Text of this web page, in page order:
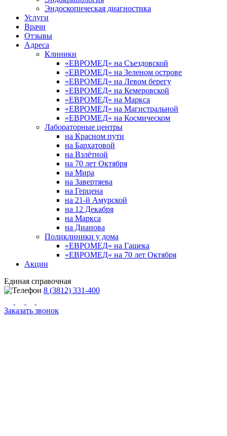
Эндоскопическая диагностика
Услуги
Врачи
Отзывы
Адреса
Клиники
«ЕВРОМЕД» на Съездовской
«ЕВРОМЕД» на Зеленом острове
«ЕВРОМЕД» на Левом берегу
«ЕВРОМЕД» на Кемеровской
«ЕВРОМЕД» на Маркса
«ЕВРОМЕД» на Магистральной
«ЕВРОМЕД» на Космическом
Лабораторные центры
на Красном пути
на Бархатовой
на Взлётной
на 70 лет Октября
на Мира
на Завертяева
на Герцена
на 21-й Амурской
на 12 Декабря
на Маркса
на Дианова
Поликлиники у дома
«ЕВРОМЕД» на Гашека
«ЕВРОМЕД» на 70 лет Октября
Акции
Единая справочная
8 (3812) 331-400
Заказать звонок